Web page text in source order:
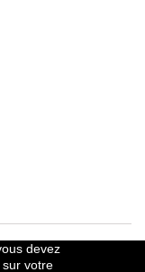
devez
sur votre